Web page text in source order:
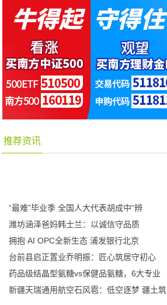
推荐资讯
“最难”毕业季 全国人大代表胡成中“辨
潍坊涵泽爸妈韩士兰：以诚信守品质
拥抱 AI OPC全新生态 浦发银行北京
台前县启正置业乔明振：匠心筑居守初心
药品级结晶型氨糖vs保健品氨糖，6大专业
新疆天瑞通用航空石风雹：低空逐梦 疆土筑